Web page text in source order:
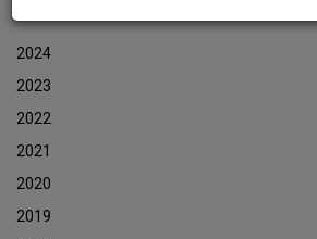
2024
2023
2022
2021
2020
2019